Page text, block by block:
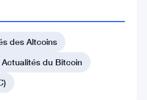
des Altcoins
Actualités du Bitcoin